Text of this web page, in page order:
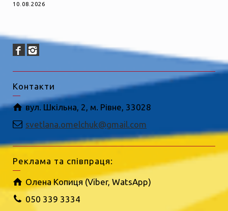
10.08.2026
Контакти
вул. Шкільна, 2, м. Рівне, 33028
svetlana.omelchuk@gmail.com
Реклама та співпраця:
Олена Копиця (Viber, WatsApp)
050 339 3334